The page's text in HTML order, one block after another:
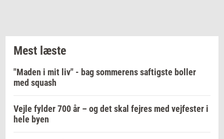
Mest læste
"Maden i mit liv" - bag sommerens saftigste boller
med squash
Vejle fylder 700 år – og det skal fejres med vejfester i
hele byen